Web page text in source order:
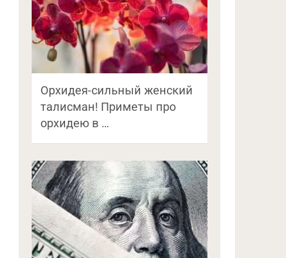
Орхидея-сильный женский
талисман! Приметы про
орхидею в …